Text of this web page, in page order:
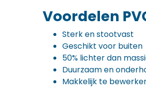
Voordelen
Sterk en stootvast
Geschikt voor buiten
50% lichter dan
Duurzaam en
Makkelijk te